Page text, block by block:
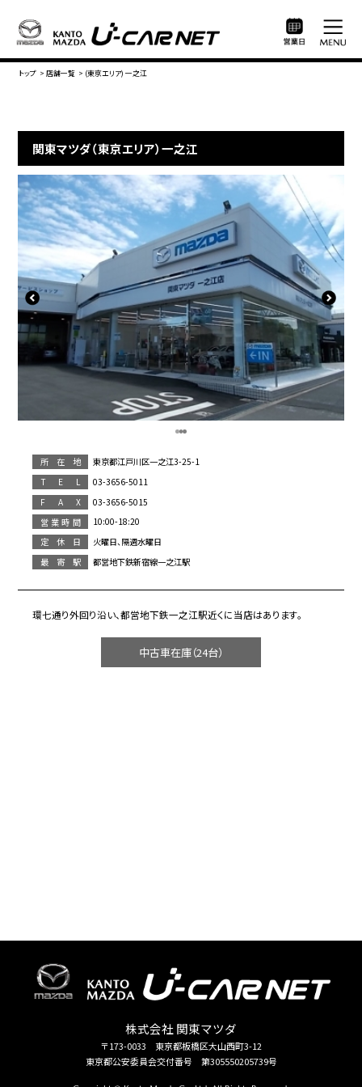
トップ > 店舗一覧 > (東京エリア) 一之江
関東マツダ（東京エリア）一之江
所在地
東京都江戸川区一之江3-25-1
T E L
03-3656-5011
F A X
03-3656-5015
営業時間
10:00-18:20
定休日
火曜日、隔週水曜日
最寄駅
都営地下鉄新宿線一之江駅
環七通り外回り沿い、都営地下鉄一之江駅近くに当店はあります。
中古車在庫（24台）
株式会社 関東マツダ
〒173-0033 東京都板橋区大山西町3-12
東京都公安委員会交付番号 第305550205739号